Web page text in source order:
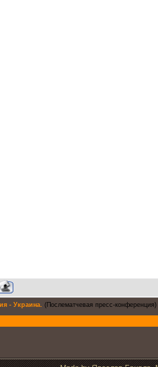
- Украина. (Послематчевая пресс-конференция)